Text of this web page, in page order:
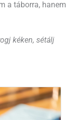
a táborra, hanem
kéken, sétálj